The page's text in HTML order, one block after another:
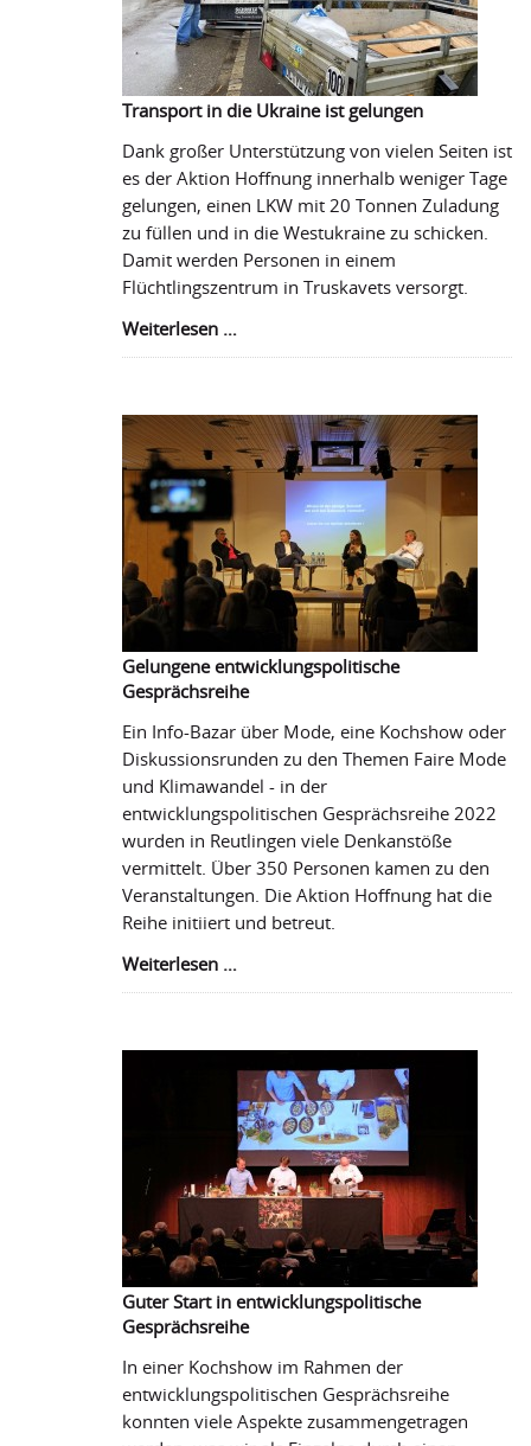
Transport in die Ukraine ist gelungen
Dank großer Unterstützung von vielen Seiten ist
es der Aktion Hoffnung innerhalb weniger Tage
gelungen, einen LKW mit 20 Tonnen Zuladung
zu füllen und in die Westukraine zu schicken.
Damit werden Personen in einem
Flüchtlingszentrum in Truskavets versorgt.
Weiterlesen …
ist
gelungen
Gelungene entwicklungspolitische
Gesprächsreihe
Ein Info-Bazar über Mode, eine Kochshow oder
Diskussionsrunden zu den Themen Faire Mode
und Klimawandel - in der
entwicklungspolitischen Gesprächsreihe 2022
wurden in Reutlingen viele Denkanstöße
vermittelt. Über 350 Personen kamen zu den
Veranstaltungen. Die Aktion Hoffnung hat die
Reihe initiiert und betreut.
Weiterlesen …
Guter Start in entwicklungspolitische
Gesprächsreihe
In einer Kochshow im Rahmen der
entwicklungspolitischen Gesprächsreihe
konnten viele Aspekte zusammengetragen